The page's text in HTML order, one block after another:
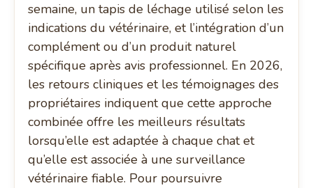
semaine, un tapis de léchage utilisé selon les
indications du vétérinaire, et l’intégration d’un
complément ou d’un produit naturel
spécifique après avis professionnel. En 2026,
les retours cliniques et les témoignages des
propriétaires indiquent que cette approche
combinée offre les meilleurs résultats
lorsqu’elle est adaptée à chaque chat et
qu’elle est associée à une surveillance
vétérinaire fiable. Pour poursuivre